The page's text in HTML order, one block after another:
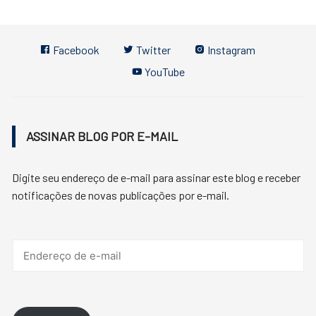
Facebook Twitter
Instagram
YouTube
ASSINAR BLOG POR E-MAIL
Digite seu endereço de e-mail para assinar este blog e receber
notificações de novas publicações por e-mail.